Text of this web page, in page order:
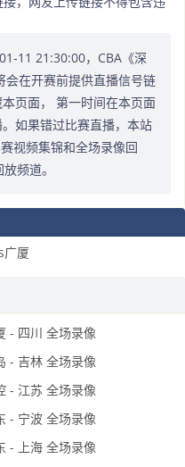
11 21:30:00，CBA《深
会在开赛前提供直播信号链
页面， 第一时间在本页面
如果错过比赛直播，本站
视频集锦和全场录像回
频道。
广厦
- 四川 全场录像
- 吉林 全场录像
- 江苏 全场录像
- 宁波 全场录像
- 上海 全场录像